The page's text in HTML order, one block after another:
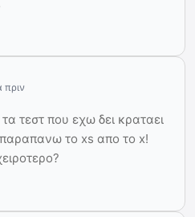
πριν
τεστ που εχω δει κραταει
το xs απο το x!